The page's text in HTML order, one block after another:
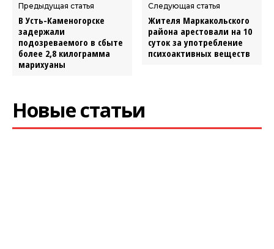
Предыдущая статья
В Усть-Каменогорске
задержали
подозреваемого в сбыте
более 2,8 килограмма
марихуаны
Следующая статья
Жителя Маркакольского
района арестовали на 10
суток за употребление
психоактивных веществ
Новые статьи